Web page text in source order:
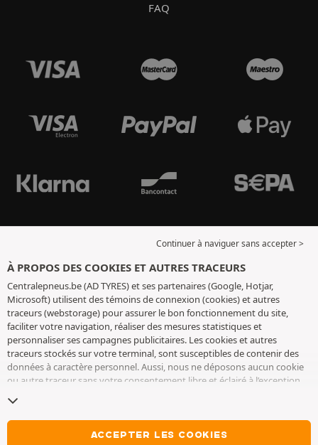
FAQ
Continuer à naviguer sans accepter >
À PROPOS DES COOKIES ET AUTRES TRACEURS
Centralepneus.be (AD TYRES) et ses partenaires (Google, Hotjar,
Microsoft) utilisent des témoins de connexion (cookies) et autres
traceurs (webstorage) pour assurer le bon fonctionnement du site,
faciliter votre navigation, réaliser des mesures statistiques et
personnaliser ses campagnes publicitaires. Les cookies et autres
traceurs stockés sur votre terminal, sont susceptibles de contenir des
données à caractère personnel. Aussi, nous ne déposons aucun cookie
ou autre traceur sans votre consentement libre et éclairé à l’exception
conservons votre choix pendant 6 mois. Vous pouvez retirer votre
consentement à tout moment en vous rendant sur lapage cookies et
. Vous pouvez choisir de continuer à naviguer sans
ACCEPTER LES COOKIES